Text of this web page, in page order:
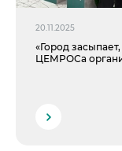
20.11.2025
«Город
ЦЕМРОСа